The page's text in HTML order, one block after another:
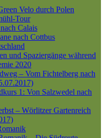
Velo durch Polen
Tour
Calais
nach Cottbus
und Spaziergänge während
2020
– Vom Fichtelberg nach
1: Von Salzwedel nach
– Wörlitzer Gartenreich